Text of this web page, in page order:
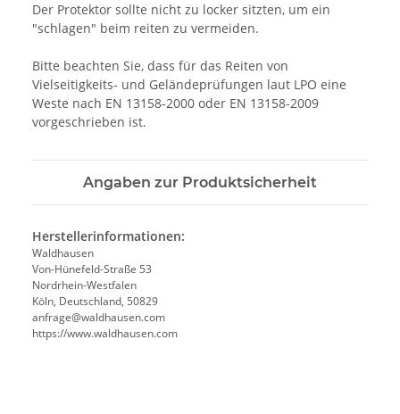
Der Protektor sollte nicht zu locker sitzten, um ein
"schlagen" beim reiten zu vermeiden.
Bitte beachten Sie, dass für das Reiten von
Vielseitigkeits- und Geländeprüfungen laut LPO eine
Weste nach EN 13158-2000 oder EN 13158-2009
vorgeschrieben ist.
Angaben zur Produktsicherheit
Herstellerinformationen:
Waldhausen
Von-Hünefeld-Straße 53
Nordrhein-Westfalen
Köln, Deutschland, 50829
anfrage@waldhausen.com
https://www.waldhausen.com